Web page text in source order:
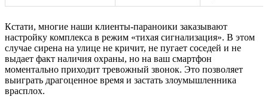
Кстати, многие наши клиенты-параноики заказывают
настройку комплекса в режим «тихая сигнализация». В этом
случае сирена на улице не кричит, не пугает соседей и не
выдает факт наличия охраны, но на ваш смартфон
моментально приходит тревожный звонок. Это позволяет
выиграть драгоценное время и застать злоумышленника
врасплох.